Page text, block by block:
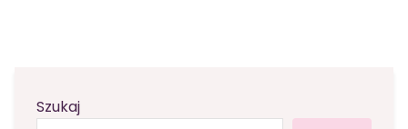
Szukaj